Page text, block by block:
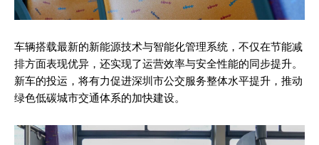
车辆搭载最新的新能源技术与智能化管理系统，不仅在节能减
排方面表现优异，还实现了运营效率与安全性能的同步提升。
新车的投运，将有力促进深圳市公交服务整体水平提升，推动
绿色低碳城市交通体系的加快建设。